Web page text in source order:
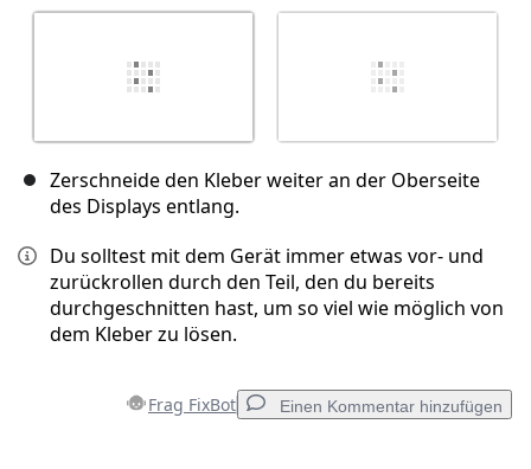
Zerschneide den Kleber weiter an der Oberseite
des Displays entlang.
Du solltest mit dem Gerät immer etwas vor- und
zurückrollen durch den Teil, den du bereits
durchgeschnitten hast, um so viel wie möglich von
dem Kleber zu lösen.
Frag FixBot Einen Kommentar hinzufügen